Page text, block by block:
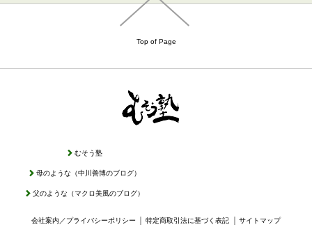
Top of Page
むそう塾
母のような（中川善博のブログ）
父のような（マクロ美風のブログ）
会社案内／プライバシーポリシー 特定商取引法に基づく表記 ｜サイトマップ